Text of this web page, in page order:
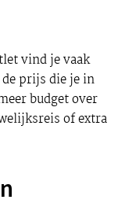
vind je vaak
prijs die je in
budget over
of extra